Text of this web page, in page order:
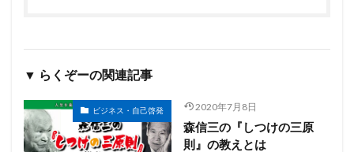
▼ らくぞーの関連記事
ビジネス・自己啓発 2020年7月8日
森信三の『しつけの三原
則』の教えとは